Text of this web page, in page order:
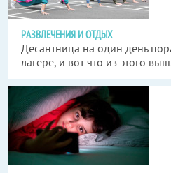
РАЗВЛЕЧЕНИЯ И ОТДЫХ
Десантница на один день
лагере, и вот что из этого